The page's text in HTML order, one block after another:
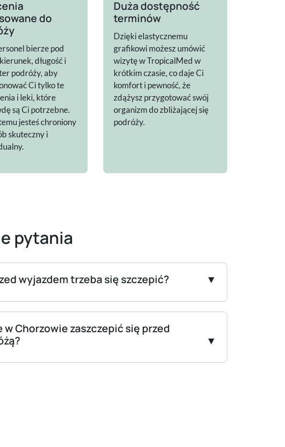
do
bierze pod
długość i
podróży, aby
Ci tylko te
i leki, które
są Ci potrzebne.
jesteś chroniony
skuteczny i
Duża dostępność
terminów
Dzięki elastycznemu
grafikowi możesz umówić
wizytę w TropicalMed w
krótkim czasie, co daje Ci
komfort i pewność, że
zdążysz przygotować swój
organizm do zbliżającej się
podróży.
pytania
wyjazdem trzeba się szczepić?
w Chorzowie zaszczepić się przed